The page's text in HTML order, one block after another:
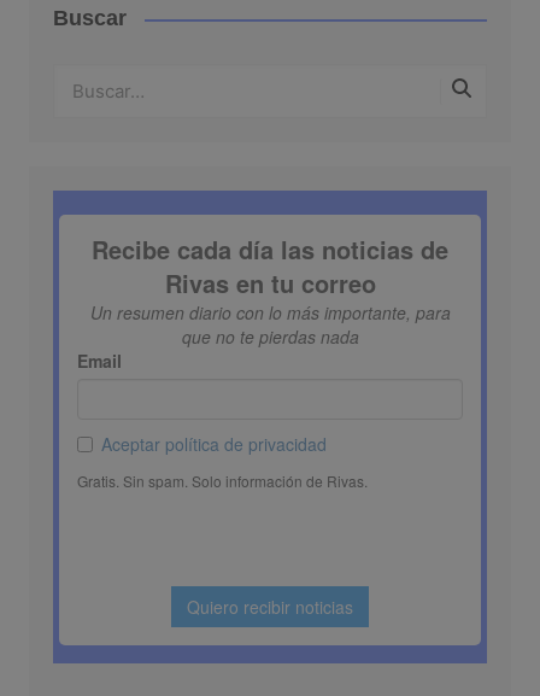
Buscar